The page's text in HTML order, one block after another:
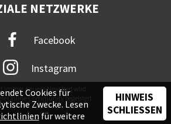
NETZWERKE
Facebook
Instagram
immer neuem Newsfeed wird
Online-Community begeistert
Cookies für
Zwecke. Lesen
für weitere
HINWEIS
SCHLIESSEN